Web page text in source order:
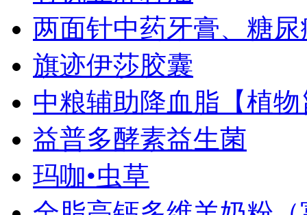
两面针中药牙膏、糖尿
旗迹伊莎胶囊
中粮辅助降血脂【植物
益普多酵素益生菌
玛咖•虫草